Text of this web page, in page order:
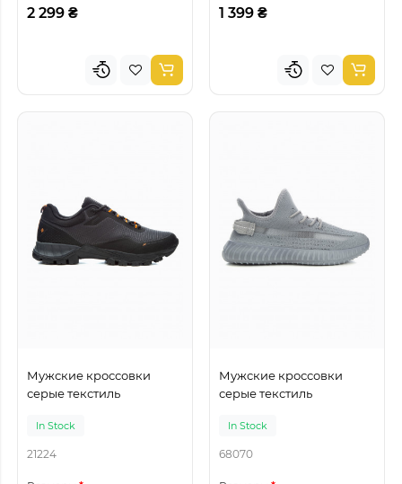
2 299 ₴ 1 399 ₴
Мужские кроссовки
серые текстиль
In Stock
21224
Мужские кроссовки
серые текстиль
In Stock
68070